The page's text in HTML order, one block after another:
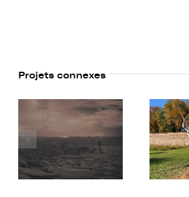
Projets connexes